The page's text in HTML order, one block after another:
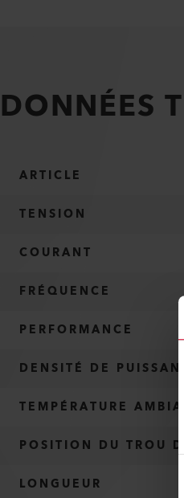
DONNÉES
ARTICLE
TENSION
COURANT
FRÉQUENCE
PERFORMANCE
DENSITÉ DE
TEMPÉRATURE
POSITION DU TROU
LONGUEUR